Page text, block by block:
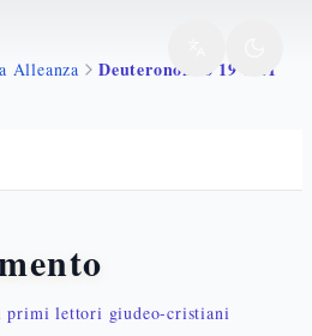
Alleanza Deuteronomio 19 1 21
primi lettori giudeo-cristiani